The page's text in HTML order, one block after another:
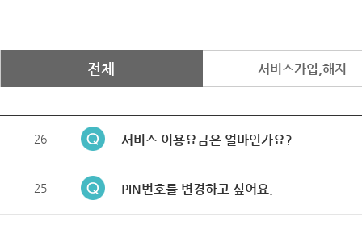
전체 서비스가입,해지
26 서비스 이용요금은 얼마인가요?
25 PIN번호를 변경하고 싶어요.